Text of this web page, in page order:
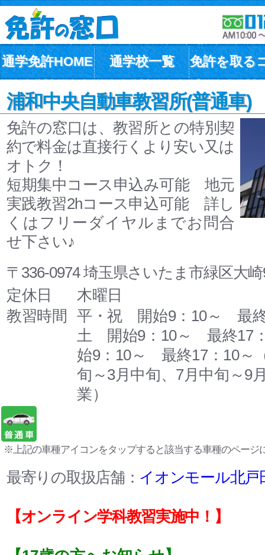
通学免許HOME 通学校一覧 免許を取る
浦和中央自動車教習所(普通車)
免許の窓口は、教習所との特別契
約で料金は直接行くより安い又は
オトク！
短期集中コース申込み可能 地元
実践教習2hコース申込可能 詳し
くはフリーダイヤルまでお問合
せ下さい♪
〒336-0974 埼玉県さいたま市緑区大
定休日
木曜日
教習時間
平・祝 開始9：10～ 最
土 開始9：10～ 最終
始9：10～ 最終17：10～
旬～3月中旬、7月中旬～9
業）
※上記の車種アイコンをタップすると該当する車種のページ
最寄りの取扱店舗： イオンモール北戸
【オンライン学科教習実施中！】